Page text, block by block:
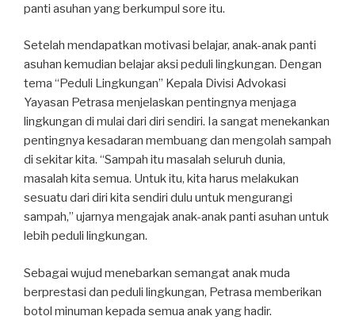
panti asuhan yang berkumpul sore itu.
Setelah mendapatkan motivasi belajar, anak-anak panti
asuhan kemudian belajar aksi peduli lingkungan. Dengan
tema “Peduli Lingkungan” Kepala Divisi Advokasi
Yayasan Petrasa menjelaskan pentingnya menjaga
lingkungan di mulai dari diri sendiri. Ia sangat menekankan
pentingnya kesadaran membuang dan mengolah sampah
di sekitar kita. “Sampah itu masalah seluruh dunia,
masalah kita semua. Untuk itu, kita harus melakukan
sesuatu dari diri kita sendiri dulu untuk mengurangi
sampah,” ujarnya mengajak anak-anak panti asuhan untuk
lebih peduli lingkungan.
Sebagai wujud menebarkan semangat anak muda
berprestasi dan peduli lingkungan, Petrasa memberikan
botol minuman kepada semua anak yang hadir.